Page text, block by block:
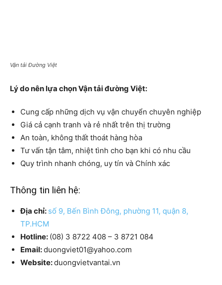
Vận tải Đường Việt
Lý do nên lựa chọn Vận tải đường Việt:
Cung cấp những dịch vụ vận chuyển chuyên nghiệp
Giá cả cạnh tranh và rẻ nhất trên thị trường
An toàn, không thất thoát hàng hòa
Tư vấn tận tâm, nhiệt tình cho bạn khi có nhu cầu
Quy trình nhanh chóng, uy tín và Chính xác
Thông tin liên hệ:
Địa chỉ: số 9, Bến Bình Đông, phường 11, quận 8,
TP.HCM
Hotline: (08) 3 8722 408 – 3 8721 084
Email:duongviet01@yahoo.com
Website:duongvietvantai.vn